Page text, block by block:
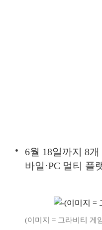
6월 18일까지 8
바일·PC 멀티 플
(이미지 = 그라비티 게